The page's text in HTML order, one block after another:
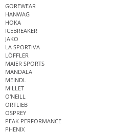
GOREWEAR
HANWAG
HOKA
ICEBREAKER
JAKO
LA SPORTIVA
LÖFFLER
MAIER SPORTS
MANDALA
MEINDL
MILLET
O'NEILL
ORTLIEB
OSPREY
PEAK PERFORMANCE
PHENIX